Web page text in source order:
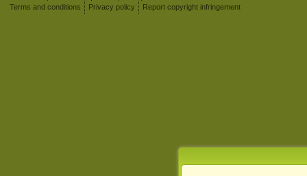
Terms and conditions
Privacy policy Report copyright infringement